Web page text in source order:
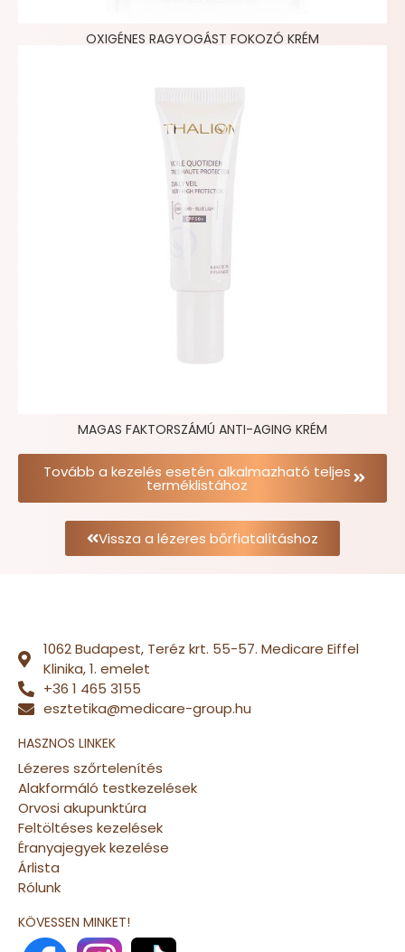
OXIGÉNES RAGYOGÁST FOKOZÓ KRÉM
MAGAS FAKTORSZÁMÚ ANTI-AGING KRÉM
Tovább a kezelés esetén alkalmazható teljes
terméklistához
Vissza a lézeres bőrfiatalításhoz
1062 Budapest, Teréz krt. 55-57. Medicare Eiffel
Klinika, 1. emelet
+36 1 465 3155
esztetika@medicare-group.hu
HASZNOS LINKEK
Lézeres szőrtelenítés
Alakformáló testkezelések
Orvosi akupunktúra
Feltöltéses kezelések
Éranyajegyek kezelése
Árlista
Rólunk
KÖVESSEN MINKET!